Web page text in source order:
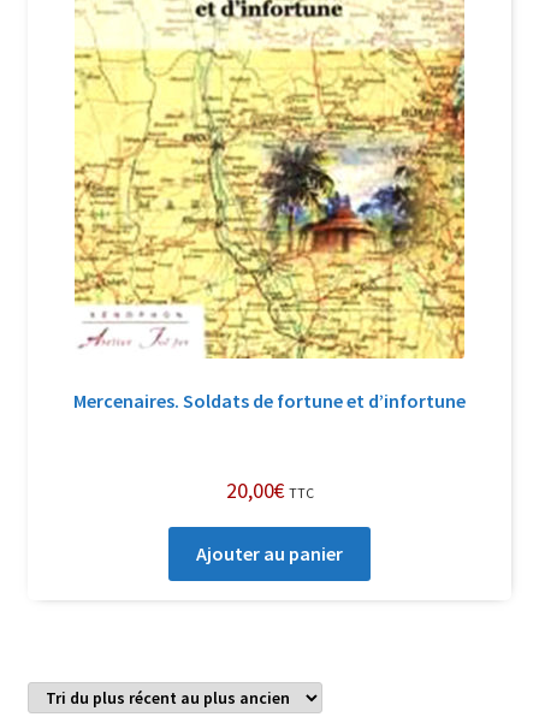
Mercenaires. Soldats de fortune et d’infortune
20,00€ TTC
Ajouter au panier